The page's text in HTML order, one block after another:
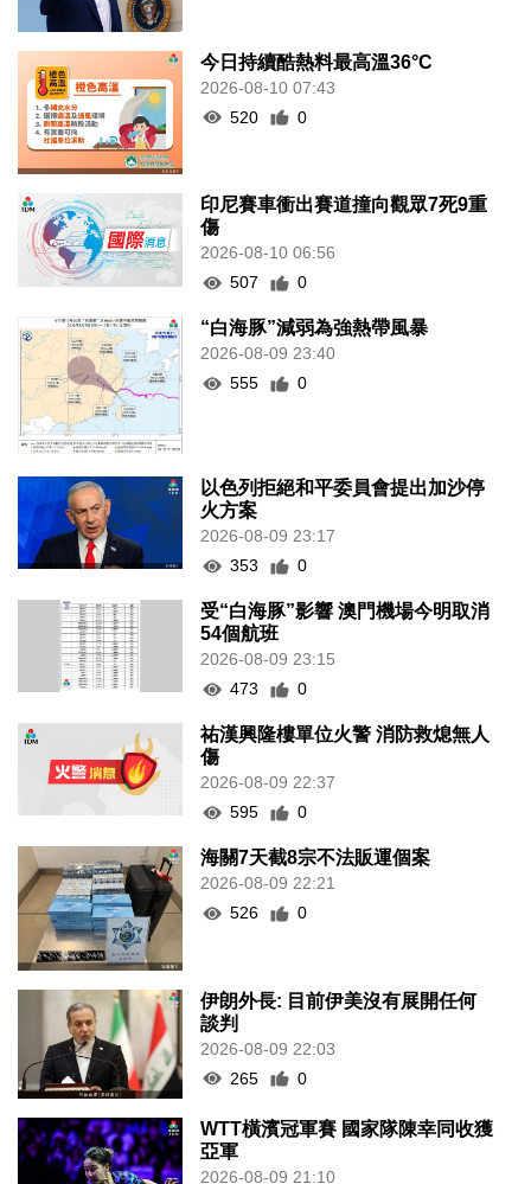
今日持續酷熱料最高溫36°C
2026-08-10 07:43
520
0
印尼賽車衝出賽道撞向觀眾7死9重
傷
2026-08-10 06:56
507
0
“白海豚”減弱為強熱帶風暴
2026-08-09 23:40
555
0
以色列拒絕和平委員會提出加沙停
火方案
2026-08-09 23:17
353
0
受“白海豚”影響 澳門機場今明取消
54個航班
2026-08-09 23:15
473
0
祐漢興隆樓單位火警 消防救熄無人
傷
2026-08-09 22:37
595
0
海關7天截8宗不法販運個案
2026-08-09 22:21
526
0
伊朗外長: 目前伊美沒有展開任何
談判
2026-08-09 22:03
265
0
WTT橫濱冠軍賽 國家隊陳幸同收獲
亞軍
2026-08-09 21:10